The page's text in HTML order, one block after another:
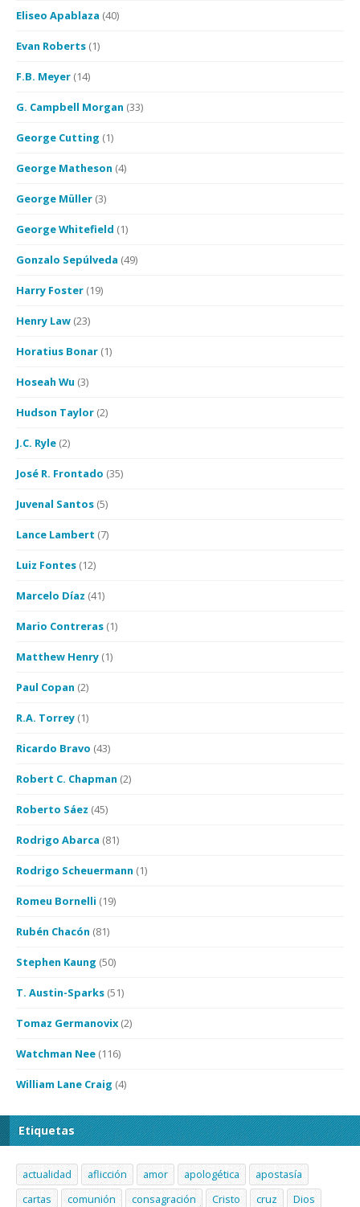
Eliseo Apablaza (40)
Evan Roberts (1)
F.B. Meyer (14)
G. Campbell Morgan (33)
George Cutting (1)
George Matheson (4)
George Müller (3)
George Whitefield (1)
Gonzalo Sepúlveda (49)
Harry Foster (19)
Henry Law (23)
Horatius Bonar (1)
Hoseah Wu (3)
Hudson Taylor (2)
J.C. Ryle (2)
José R. Frontado (35)
Juvenal Santos (5)
Lance Lambert (7)
Luiz Fontes (12)
Marcelo Díaz (41)
Mario Contreras (1)
Matthew Henry (1)
Paul Copan (2)
R.A. Torrey (1)
Ricardo Bravo (43)
Robert C. Chapman (2)
Roberto Sáez (45)
Rodrigo Abarca (81)
Rodrigo Scheuermann (1)
Romeu Bornelli (19)
Rubén Chacón (81)
Stephen Kaung (50)
T. Austin-Sparks (51)
Tomaz Germanovix (2)
Watchman Nee (116)
William Lane Craig (4)
Etiquetas
actualidad aflicción amor apologética
apostasía
cartas
comunión consagración Cristo cruz
Dios